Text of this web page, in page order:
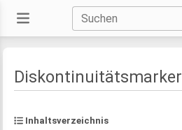
Diskontinuitätsmarker
Inhaltsverzeichnis